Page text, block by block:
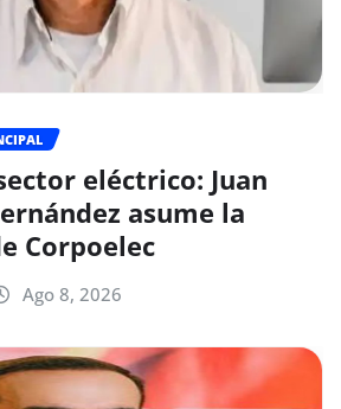
eléctrico: Juan
asume la
Corpoelec
Ago 8, 2026